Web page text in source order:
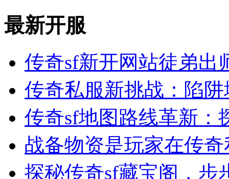
最新开服
传奇sf新开网站徒弟出
传奇私服新挑战：陷
传奇sf地图路线革新：
战备物资是玩家在传
探秘传奇sf藏宝阁，步